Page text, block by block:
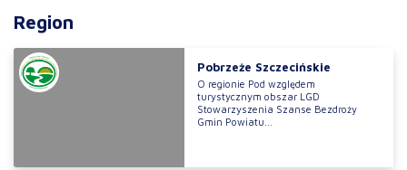
Region
Pobrzeże Szczecińskie
O regionie Pod względem
turystycznym obszar LGD
Stowarzyszenia Szanse Bezdroży
Gmin Powiatu...